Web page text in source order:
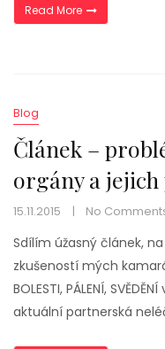
Read More„Proč jsem
Blog
Článek –
orgány a
15.11.2015 No
Sdílím úžasný článek,
zkušeností mých
BOLESTI, PÁLENÍ,
aktuální partnerská